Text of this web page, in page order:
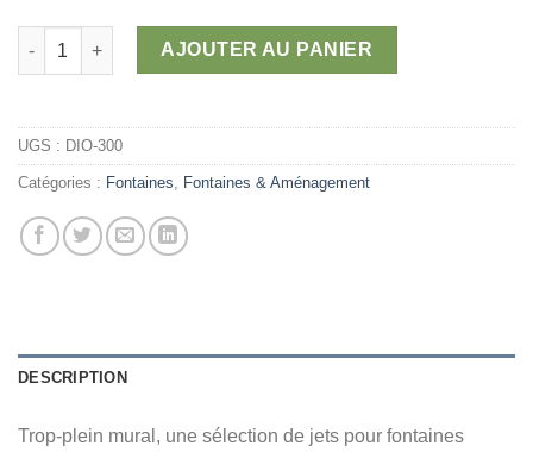
à
1
quantité de Trop-plein mural
AJOUTER AU PANIER
UGS : DIO-300
Catégories : Fontaines, Fontaines & Aménagement
DESCRIPTION
Trop-plein mural, une sélection de jets pour fontaines